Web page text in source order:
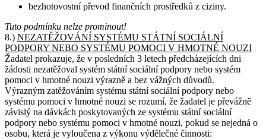
bezhotovostní převod finančních prostředků z ciziny.
Tuto podmínku nelze prominout!
8.) NEZATĚŽOVÁNÍ SYSTÉMU STÁTNÍ SOCIÁLNÍ
PODPORY NEBO SYSTÉMU POMOCI V HMOTNÉ NOUZI
Žadatel prokazuje, že v posledních 3 letech předcházejících dni
žádosti nezatěžoval systém státní sociální podpory nebo systém
pomoci v hmotné nouzi výrazně a bez vážných důvodů.
Výrazným zatěžováním systému státní sociální podpory nebo
systému pomoci v hmotné nouzi se rozumí, že žadatel je převážně
závislý na dávkách poskytovaných ze systému státní sociální
podpory nebo systému pomoci v hmotné nouzi, pokud se nejedná o
osobu, která je vyloučena z výkonu výdělečné činnosti: